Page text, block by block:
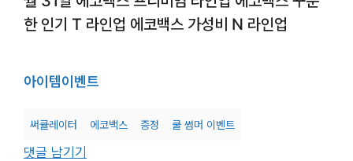
한 인기 T 라인업 에코백스 가성비 N 라인업
아이템이벤트
써큘레이터 에코백스 증정 쿨 썸머 이벤트
댓글 남기기